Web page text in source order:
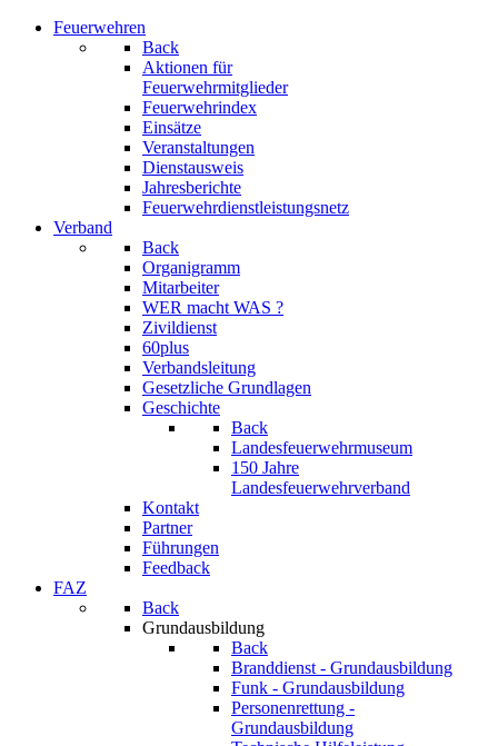
Feuerwehren
Back
Aktionen für
Feuerwehrmitglieder
Feuerwehrindex
Einsätze
Veranstaltungen
Dienstausweis
Jahresberichte
Feuerwehrdienstleistungsnetz
Verband
Back
Organigramm
Mitarbeiter
WER macht WAS ?
Zivildienst
60plus
Verbandsleitung
Gesetzliche Grundlagen
Geschichte
Back
Landesfeuerwehrmuseum
150 Jahre
Landesfeuerwehrverband
Kontakt
Partner
Führungen
Feedback
FAZ
Back
Grundausbildung
Back
Branddienst - Grundausbildung
Funk - Grundausbildung
Personenrettung -
Grundausbildung